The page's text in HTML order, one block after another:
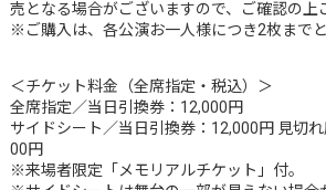
売となる場合がございますので、ご確認の上
※ご購入は、各公演お一人様につき2枚までと
＜チケット料金（全席指定・税込）＞
全席指定／当日引換券：12,000円
サイドシート／当日引換券：12,000円 見切
00円
※来場者限定「メモリアルチケット」付。